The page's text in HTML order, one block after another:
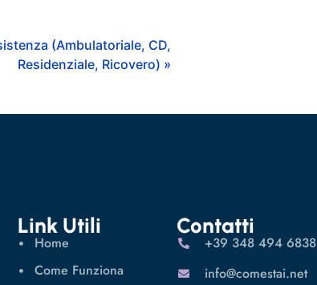
(Ambulatoriale, CD,
Residenziale, Ricovero) »
Link Utili
Home
Come Funziona
Contatti
‪+39 348 494 6838
info@comestai.net